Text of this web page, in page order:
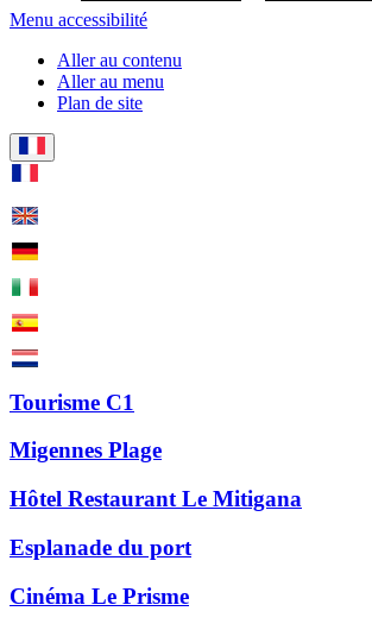
Menu accessibilité
Aller au contenu
Aller au menu
Plan de site
Tourisme C1
Migennes Plage
Hôtel Restaurant Le Mitigana
Esplanade du port
Cinéma Le Prisme